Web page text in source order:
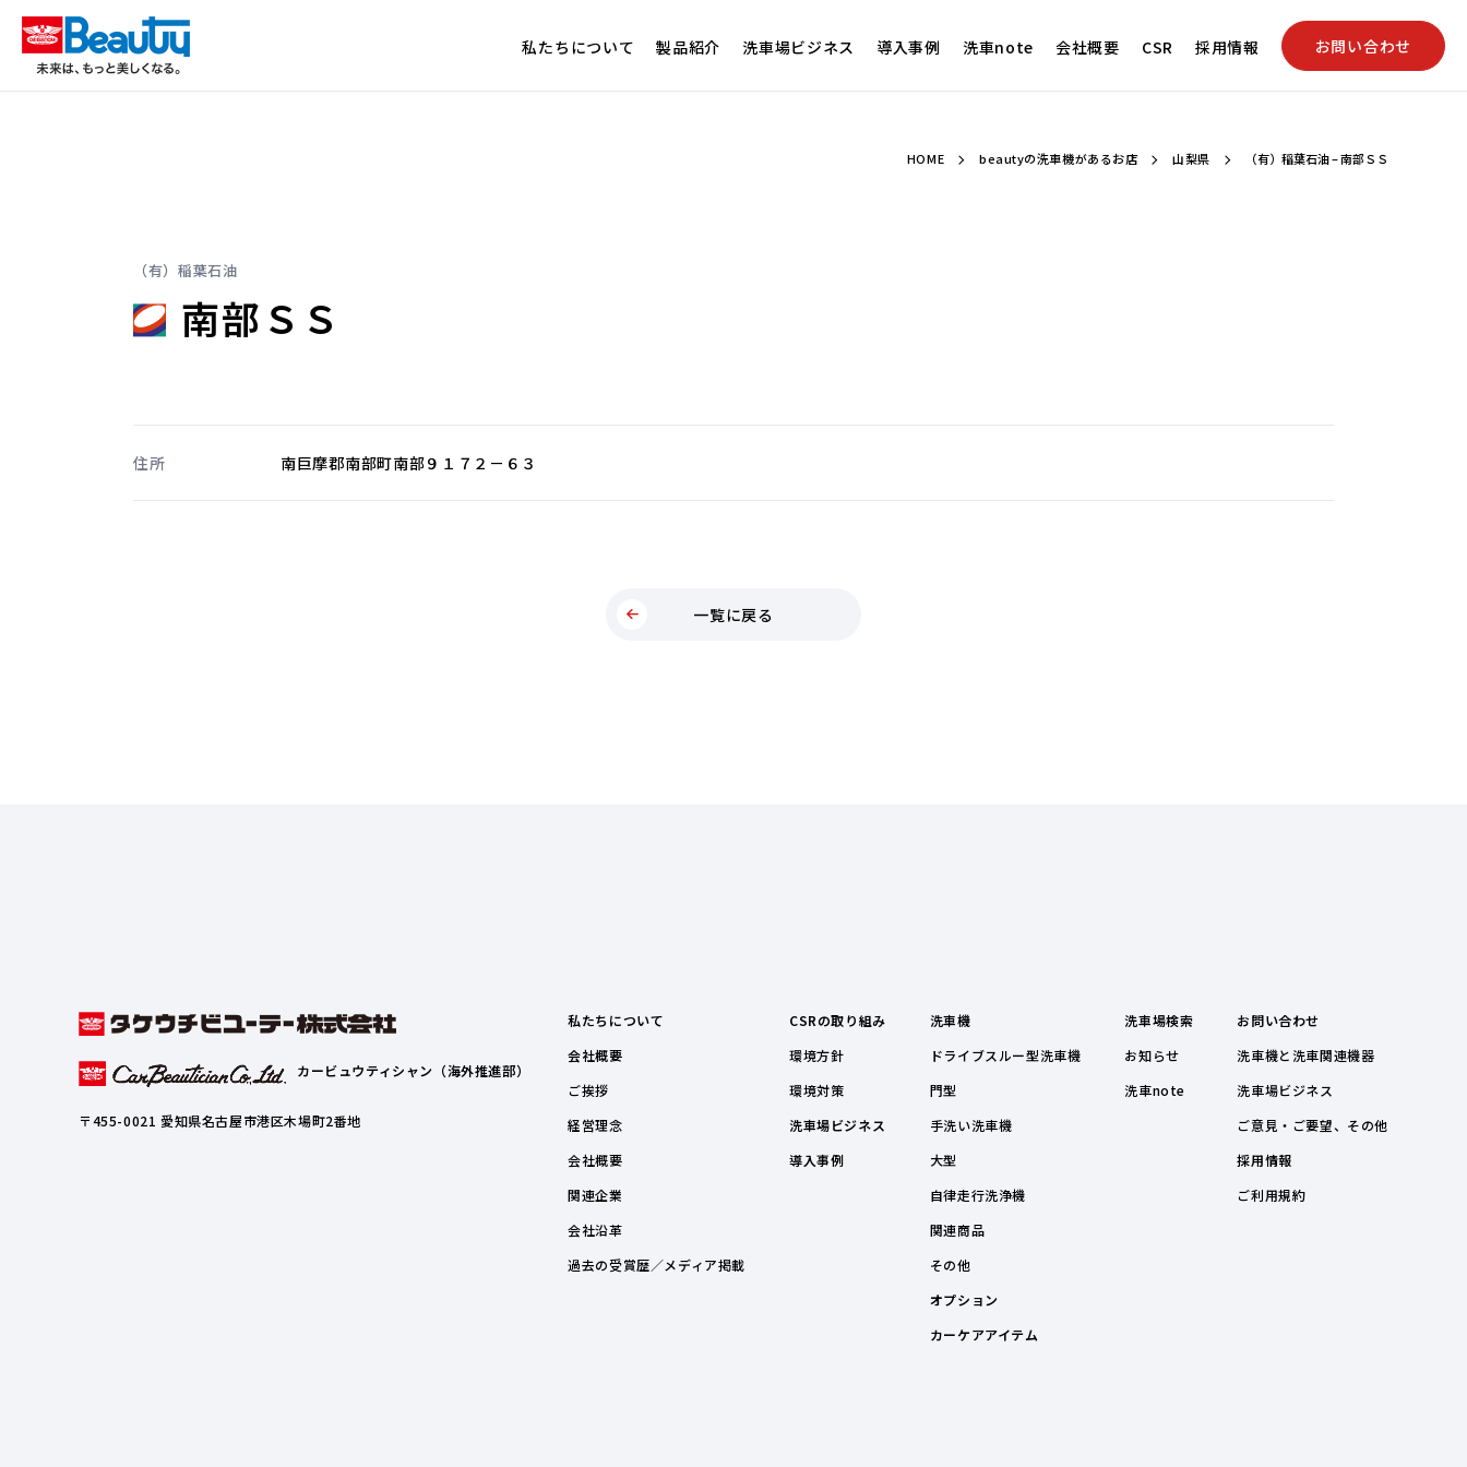
私たちについて 製品紹介 洗車場ビジネス 導入事例 洗車note 会社概要 CSR 採用情報 お問い合わせ
HOME beautyの洗車機があるお店 山梨県 （有）稲葉石油 – 南部ＳＳ
（有）稲葉石油
南部ＳＳ
住所 南巨摩郡南部町南部９１７２－６３
一覧に戻る
カービュウティシャン（海外推進部）
〒455-0021 愛知県名古屋市港区木場町2番地
私たちについて
会社概要
ご挨拶
経営理念
会社概要
関連企業
会社沿革
過去の受賞歴／メディア掲載
CSRの取り組み
環境方針
環境対策
洗車場ビジネス
導入事例
洗車機
ドライブスルー型洗車機
門型
手洗い洗車機
大型
自律走行洗浄機
関連商品
その他
オプション
カーケアアイテム
洗車場検索
お知らせ
洗車note
お問い合わせ
洗車機と洗車関連機器
洗車場ビジネス
ご意見・ご要望、その他
採用情報
ご利用規約